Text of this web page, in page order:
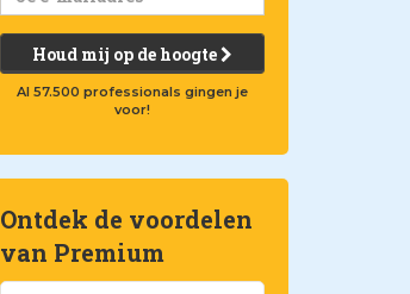
Houd mij op de hoogte
Al 57.500 professionals gingen je
voor!
Ontdek de voordelen
van Premium